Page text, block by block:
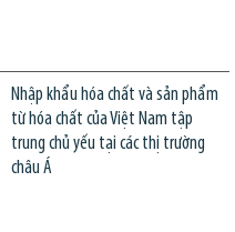
Nhập khẩu hóa chất và sản phẩm
từ hóa chất của Việt Nam tập
trung chủ yếu tại các thị trường
châu Á